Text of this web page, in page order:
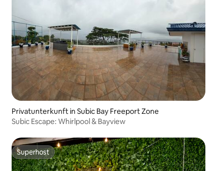
Privatunterkunft in Subic Bay Freeport Zone
Subic Escape: Whirlpool & Bayview
Superhost
Superhost